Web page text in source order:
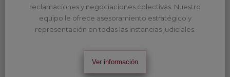
reclamaciones y negociaciones colectivas. Nuestro
equipo le ofrece asesoramiento estratégico y
representación en todas las instancias judiciales.
Ver información